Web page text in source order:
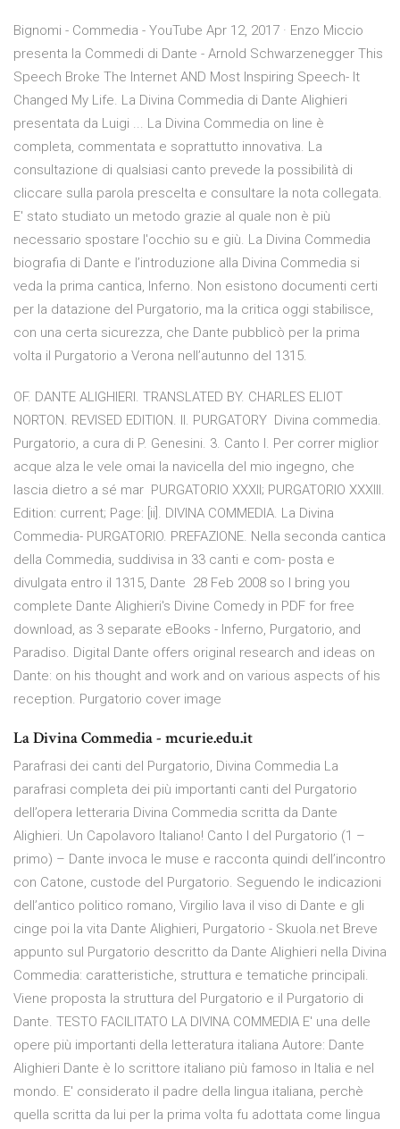
Bignomi - Commedia - YouTube Apr 12, 2017 · Enzo Miccio
presenta la Commedi di Dante - Arnold Schwarzenegger This
Speech Broke The Internet AND Most Inspiring Speech- It
Changed My Life. La Divina Commedia di Dante Alighieri
presentata da Luigi ... La Divina Commedia on line è
completa, commentata e soprattutto innovativa. La
consultazione di qualsiasi canto prevede la possibilità di
cliccare sulla parola prescelta e consultare la nota collegata.
E' stato studiato un metodo grazie al quale non è più
necessario spostare l'occhio su e giù. La Divina Commedia
biografia di Dante e l’introduzione alla Divina Commedia si
veda la prima cantica, Inferno. Non esistono documenti certi
per la datazione del Purgatorio, ma la critica oggi stabilisce,
con una certa sicurezza, che Dante pubblicò per la prima
volta il Purgatorio a Verona nell’autunno del 1315.
OF. DANTE ALIGHIERI. TRANSLATED BY. CHARLES ELIOT
NORTON. REVISED EDITION. II. PURGATORY Divina commedia.
Purgatorio, a cura di P. Genesini. 3. Canto I. Per correr miglior
acque alza le vele omai la navicella del mio ingegno, che
lascia dietro a sé mar PURGATORIO XXXII; PURGATORIO XXXIII.
Edition: current; Page: [ii]. DIVINA COMMEDIA. La Divina
Commedia- PURGATORIO. PREFAZIONE. Nella seconda cantica
della Commedia, suddivisa in 33 canti e com- posta e
divulgata entro il 1315, Dante 28 Feb 2008 so I bring you
complete Dante Alighieri's Divine Comedy in PDF for free
download, as 3 separate eBooks - Inferno, Purgatorio, and
Paradiso. Digital Dante offers original research and ideas on
Dante: on his thought and work and on various aspects of his
reception. Purgatorio cover image
La Divina Commedia - mcurie.edu.it
Parafrasi dei canti del Purgatorio, Divina Commedia La
parafrasi completa dei più importanti canti del Purgatorio
dell’opera letteraria Divina Commedia scritta da Dante
Alighieri. Un Capolavoro Italiano! Canto I del Purgatorio (1 –
primo) – Dante invoca le muse e racconta quindi dell’incontro
con Catone, custode del Purgatorio. Seguendo le indicazioni
dell’antico politico romano, Virgilio lava il viso di Dante e gli
cinge poi la vita Dante Alighieri, Purgatorio - Skuola.net Breve
appunto sul Purgatorio descritto da Dante Alighieri nella Divina
Commedia: caratteristiche, struttura e tematiche principali.
Viene proposta la struttura del Purgatorio e il Purgatorio di
Dante. TESTO FACILITATO LA DIVINA COMMEDIA E' una delle
opere più importanti della letteratura italiana Autore: Dante
Alighieri Dante è lo scrittore italiano più famoso in Italia e nel
mondo. E' considerato il padre della lingua italiana, perchè
quella scritta da lui per la prima volta fu adottata come lingua